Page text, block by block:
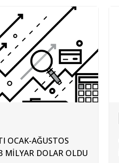
OCAK-AĞUSTOS
MİLYAR DOLAR OLDU